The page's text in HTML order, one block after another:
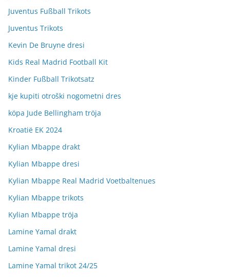
Juventus Fußball Trikots
Juventus Trikots
Kevin De Bruyne dresi
Kids Real Madrid Football Kit
Kinder Fußball Trikotsatz
kje kupiti otroški nogometni dres
köpa Jude Bellingham tröja
Kroatië EK 2024
Kylian Mbappe drakt
Kylian Mbappe dresi
Kylian Mbappe Real Madrid Voetbaltenues
Kylian Mbappe trikots
Kylian Mbappe tröja
Lamine Yamal drakt
Lamine Yamal dresi
Lamine Yamal trikot 24/25